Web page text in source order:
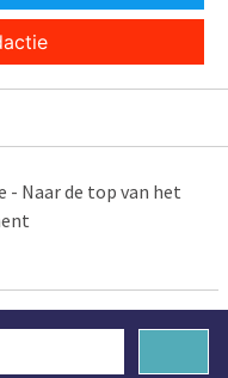
- Naar de top van het